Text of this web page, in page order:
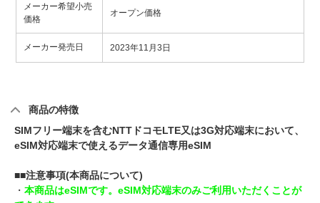
メーカー希望小売
価格
オープン価格
メーカー発売日 2023年11月3日
商品の特徴
SIMフリー端末を含むNTTドコモLTE又は3G対応端末において、
eSIM対応端末で使えるデータ通信専用eSIM
■■注意事項(本商品について)
・ 本商品はeSIMです。eSIM対応端末のみご利用いただくことが